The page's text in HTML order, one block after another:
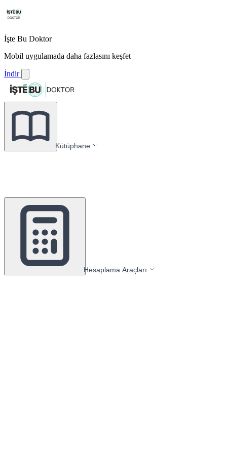
İşte Bu Doktor
Mobil uygulamada daha fazlasını keşfet
İndir
Kütüphane
Hesaplama Araçları